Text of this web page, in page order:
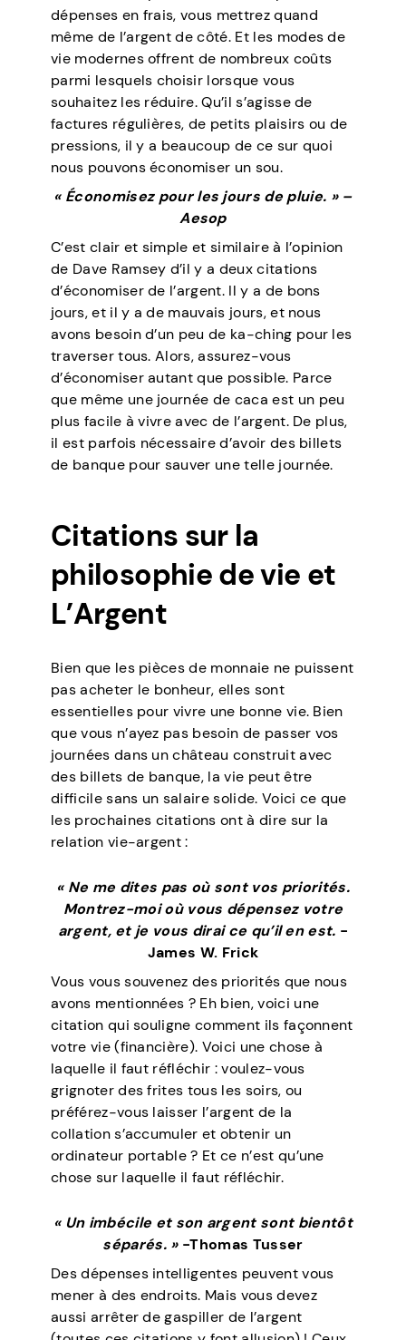
dépenses en frais, vous mettrez quand
même de l’argent de côté. Et les modes de
vie modernes offrent de nombreux coûts
parmi lesquels choisir lorsque vous
souhaitez les réduire. Qu’il s’agisse de
factures régulières, de petits plaisirs ou de
pressions, il y a beaucoup de ce sur quoi
nous pouvons économiser un sou.
« Économisez pour les jours de pluie. » –
Aesop
C’est clair et simple et similaire à l’opinion
de Dave Ramsey d’il y a deux citations
d’économiser de l’argent. Il y a de bons
jours, et il y a de mauvais jours, et nous
avons besoin d’un peu de ka-ching pour les
traverser tous. Alors, assurez-vous
d’économiser autant que possible. Parce
que même une journée de caca est un peu
plus facile à vivre avec de l’argent. De plus,
il est parfois nécessaire d’avoir des billets
de banque pour sauver une telle journée.
Citations sur la
philosophie de vie et
L’Argent
Bien que les pièces de monnaie ne puissent
pas acheter le bonheur, elles sont
essentielles pour vivre une bonne vie. Bien
que vous n’ayez pas besoin de passer vos
journées dans un château construit avec
des billets de banque, la vie peut être
difficile sans un salaire solide. Voici ce que
les prochaines citations ont à dire sur la
relation vie-argent :
« Ne me dites pas où sont vos priorités.
Montrez-moi où vous dépensez votre
argent, et je vous dirai ce qu’il en est. -
James W. Frick
Vous vous souvenez des priorités que nous
avons mentionnées ? Eh bien, voici une
citation qui souligne comment ils façonnent
votre vie (financière). Voici une chose à
laquelle il faut réfléchir : voulez-vous
grignoter des frites tous les soirs, ou
préférez-vous laisser l’argent de la
collation s’accumuler et obtenir un
ordinateur portable ? Et ce n’est qu’une
chose sur laquelle il faut réfléchir.
« Un imbécile et son argent sont bientôt
séparés. »-Thomas Tusser
Des dépenses intelligentes peuvent vous
mener à des endroits. Mais vous devez
aussi arrêter de gaspiller de l’argent